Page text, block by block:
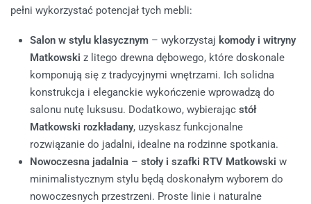
pełni wykorzystać potencjał tych mebli:
Salon w stylu klasycznym – wykorzystaj komody i witryny
Matkowski z litego drewna dębowego, które doskonale
komponują się z tradycyjnymi wnętrzami. Ich solidna
konstrukcja i eleganckie wykończenie wprowadzą do
salonu nutę luksusu. Dodatkowo, wybierającstół
Matkowski rozkładany, uzyskasz funkcjonalne
rozwiązanie do jadalni, idealne na rodzinne spotkania.
Nowoczesna jadalnia –stoły i szafki RTV Matkowski w
minimalistycznym stylu będą doskonałym wyborem do
nowoczesnych przestrzeni. Proste linie i naturalne